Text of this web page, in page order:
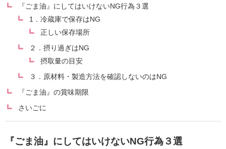
『ごま油』にしてはいけないNG行為３選
1．冷蔵庫で保存はNG
正しい保存場所
２．摂り過ぎはNG
摂取量の目安
３．原材料・製造方法を確認しないのはNG
『ごま油』の賞味期限
さいごに
『ごま油』にしてはいけないNG行為３選